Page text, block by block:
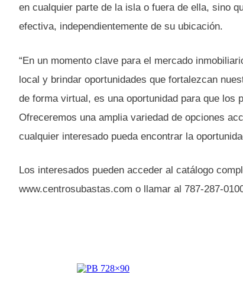
en cualquier parte de la isla o fuera de ella, sino
efectiva, independientemente de su ubicación.
“En un momento clave para el mercado
local y brindar oportunidades que fortalezcan
de forma virtual, es una oportunidad para que
Ofreceremos una amplia variedad de opciones
cualquier interesado pueda encontrar la
Los interesados pueden acceder al catálogo
www.centrosubastas.com o llamar al 787-287-